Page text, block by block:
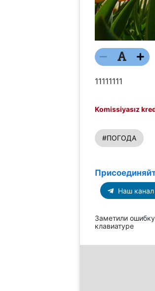
11111111
Komissiyasız
#ПОГОДА
Наш канал
Заметили
клавиатуре